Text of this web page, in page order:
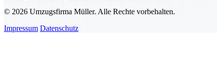
© 2026 Umzugsfirma Müller. Alle Rechte vorbehalten.
Impressum Datenschutz